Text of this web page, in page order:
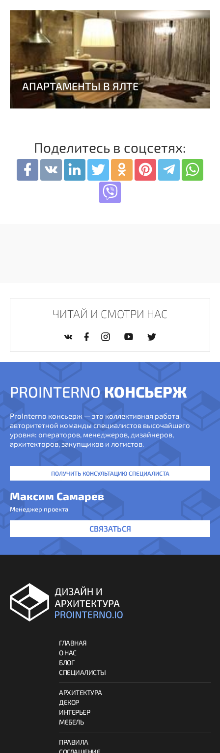
Поделитесь в соцсетях:
ЧИТАЙ И СМОТРИ НАС
PROINTERNO КОНСЬЕРЖ
ProInterno консьерж — это коллективная работа
авторитетной команды специалистов высочайшего
уровня: операторов, менеджеров, дизайнеров,
архитекторов, закупщиков и логистов.
ПОЛУЧИТЬ КОНСУЛЬТАЦИЮ СПЕЦИАЛИСТА
Максим Самарев
Менеджер проекта
СВЯЗАТЬСЯ
ГЛАВНАЯ
О НАС
БЛОГ
СПЕЦИАЛИСТЫ
АРХИТЕКТУРА
ДЕКОР
ИНТЕРЬЕР
МЕБЕЛЬ
ПРАВИЛА